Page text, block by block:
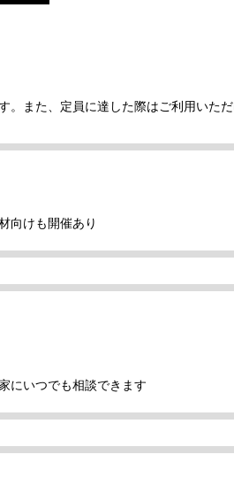
。また、定員に達した際はご利用いた
向けも開催あり
にいつでも相談できます